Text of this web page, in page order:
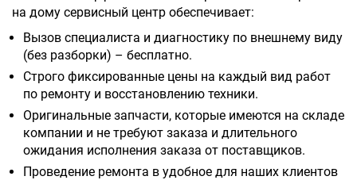
на дому сервисный центр обеспечивает:
Вызов специалиста и диагностику по внешнему виду
(без разборки) – бесплатно.
Строго фиксированные цены на каждый вид работ
по ремонту и восстановлению техники.
Оригинальные запчасти, которые имеются на складе
компании и не требуют заказа и длительного
ожидания исполнения заказа от поставщиков.
Проведение ремонта в удобное для наших клиентов